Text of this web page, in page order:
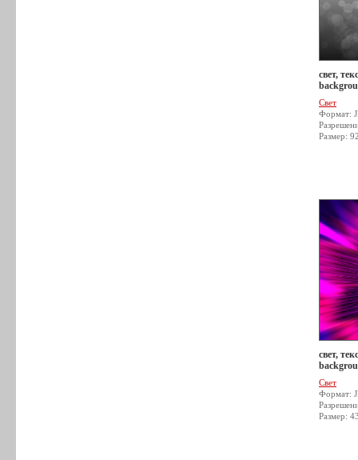
свет,
Свет
Формат:
Размер:
свет,
Свет
Формат:
Размер: